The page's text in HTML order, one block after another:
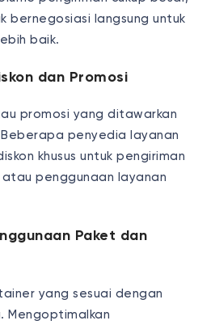
bernegosiasi langsung untuk
baik.
dan Promosi
promosi yang ditawarkan
penyedia layanan
khusus untuk pengiriman
penggunaan layanan
Paket dan
yang sesuai dengan
Mengoptimalkan